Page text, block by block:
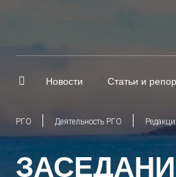
Новости Статьи и
РГО Деятельность РГО